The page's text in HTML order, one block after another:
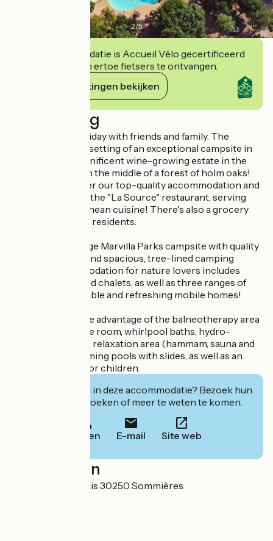
2/5
Deze accommodatie is Accueil Vélo gecertificeerd
en verbindt zich ertoe fietsers te ontvangen.
Haar verplichtingen bekijken
Beschrijving
For a peaceful holiday with friends and family. The
environment and setting of an exceptional campsite in
the heart of a magnificent wine-growing estate in the
hinterland, right in the middle of a forest of holm oaks!
Come and discover our top-quality accommodation and
pitches, as well as the "La Source" restaurant, serving
refined Mediterranean cuisine! There's also a grocery
shop reserved for residents.
A top-of-the-range Marvilla Parks campsite with quality
accommodation and spacious, tree-lined camping
pitches. Accommodation for nature lovers includes
wooden cabins and chalets, as well as three ranges of
modern, comfortable and refreshing mobile homes!
Residents can take advantage of the balneotherapy area
(solarium, massage room, whirlpool baths, hydro-
massage jets, etc.), relaxation area (hammam, sauna and
jacuzzi) and swimming pools with slides, as well as an
aquatic play area for children.
Geïnteresseerd in deze accommodatie? Bezoek hun
website om te boeken of meer te weten te komen.
Bellen E-mail Site web
Localisation
1803 route d'Aubais 30250 Sommières